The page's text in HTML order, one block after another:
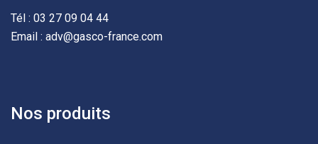
Tél : 03 27 09 04 44
Email : adv@gasco-france.com
Nos produits